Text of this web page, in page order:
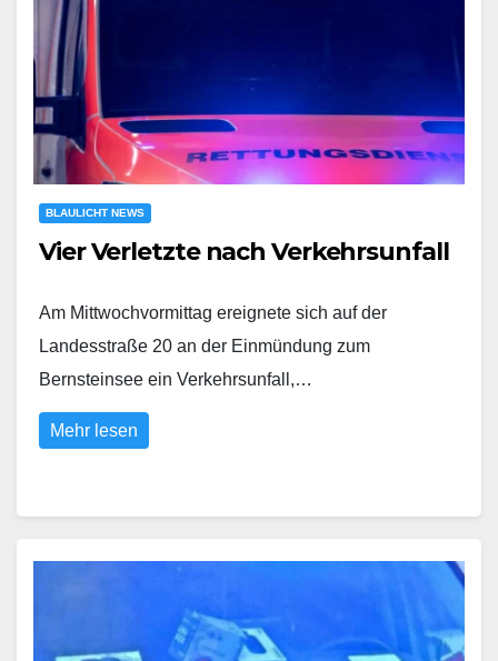
BLAULICHT NEWS
Vier Verletzte nach Verkehrsunfall
Am Mittwochvormittag ereignete sich auf der
Landesstraße 20 an der Einmündung zum
Bernsteinsee ein Verkehrsunfall,…
Mehr lesen